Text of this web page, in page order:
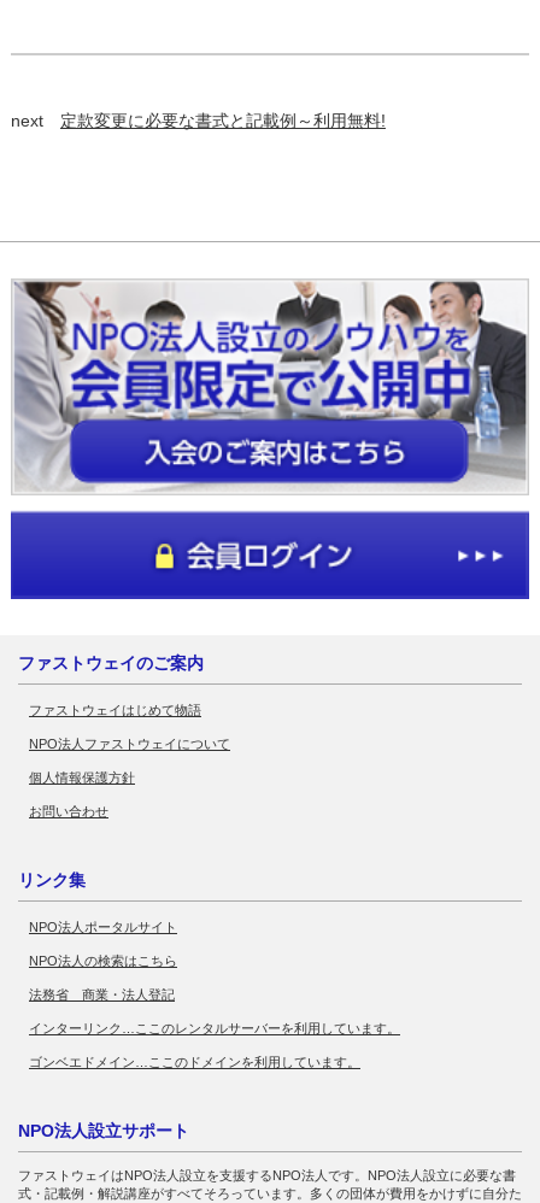
next 定款変更に必要な書式と記載例～利用無料!
ファストウェイのご案内
ファストウェイはじめて物語
NPO法人ファストウェイについて
個人情報保護方針
お問い合わせ
リンク集
NPO法人ポータルサイト
NPO法人の検索はこちら
法務省 商業・法人登記
インターリンク…ここのレンタルサーバーを利用しています。
ゴンベエドメイン…ここのドメインを利用しています。
NPO法人設立サポート
ファストウェイはNPO法人設立を支援するNPO法人です。NPO法人設立に必要な書
式・記載例・解説講座がすべてそろっています。多くの団体が費用をかけずに自分た